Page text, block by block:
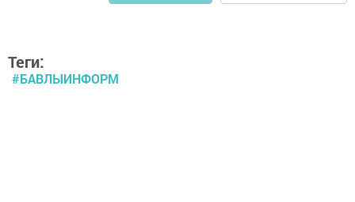
Теги:
#БАВЛЫИНФОРМ